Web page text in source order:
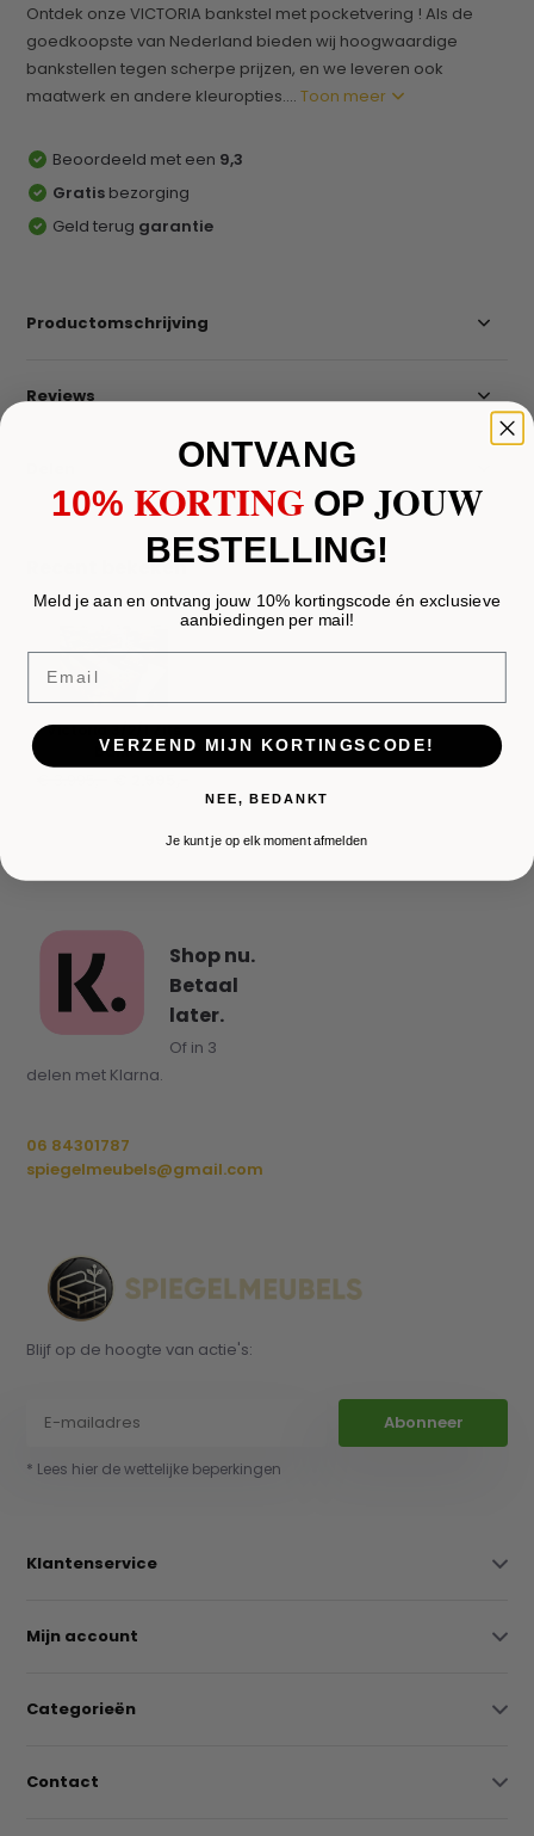
Ontdek onze VICTORIA bankstel met pocketvering ! Als de
goedkoopste van Nederland bieden wij hoogwaardige
bankstellen tegen scherpe prijzen, en we leveren ook
maatwerk en andere kleuropties....Toon meer
Beoordeeld met een 9,3
Gratis bezorging
Geld terug garantie
Productomschrijving
Reviews
Recent bekeken
Victoria 3/2/1 Zits
bank
Shop nu.
Betaal
later.
Of in 3
delen met Klarna.
06 84301787
spiegelmeubels@gmail.com
Blijf op de hoogte van actie's:
Abonneer
* Lees hier de wettelijke beperkingen
Klantenservice
Mijn account
Categorieën
Contact
ONTVANG
10% KORTING OPJOUW
BESTELLING!
Meld je aan en ontvang jouw 10% kortingscode én exclusieve
aanbiedingen per mail!
Email
VERZEND MIJN KORTINGSCODE!
NEE, BEDANKT
Je kunt je op elk moment afmelden